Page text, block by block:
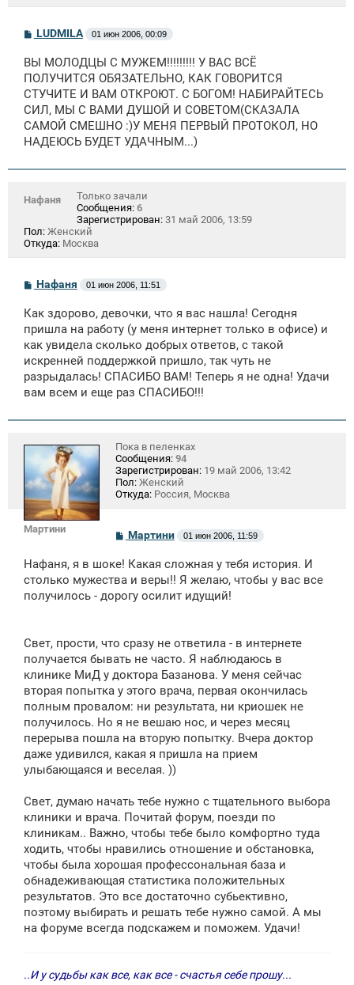
С
б
щ
е
н
и
е
LUDMILA 01 июн 2006, 00:09
ВЫ МОЛОДЦЫ С МУЖЕМ!!!!!!!!! У ВАС ВСЁ
ПОЛУЧИТСЯ ОБЯЗАТЕЛЬНО, КАК ГОВОРИТСЯ
СТУЧИТЕ И ВАМ ОТКРОЮТ. С БОГОМ! НАБИРАЙТЕСЬ
СИЛ, МЫ С ВАМИ ДУШОЙ И СОВЕТОМ(СКАЗАЛА
САМОЙ СМЕШНО :)У МЕНЯ ПЕРВЫЙ ПРОТОКОЛ, НО
НАДЕЮСЬ БУДЕТ УДАЧНЫМ...)
Нафаня
Только зачали
Сообщения: 6
Зарегистрирован: 31 май 2006, 13:59
Пол: Женский
Откуда: Москва
С
б
щ
е
н
и
Нафаня 01 июн 2006, 11:51
Как здорово, девочки, что я вас нашла! Сегодня
пришла на работу (у меня интернет только в офисе) и
как увидела сколько добрых ответов, с такой
искренней поддержкой пришло, так чуть не
разрыдалась! СПАСИБО ВАМ! Теперь я не одна! Удачи
вам всем и еще раз СПАСИБО!!!
Мартини
Пока в пеленках
Сообщения: 94
Зарегистрирован: 19 май 2006, 13:42
Пол: Женский
Откуда: Россия, Москва
С
б
щ
н
Мартини 01 июн 2006, 11:59
Нафаня, я в шоке! Какая сложная у тебя история. И
столько мужества и веры!! Я желаю, чтобы у вас все
получилось - дорогу осилит идущий!
Свет, прости, что сразу не ответила - в интернете
получается бывать не часто. Я наблюдаюсь в
клинике МиД у доктора Базанова. У меня сейчас
вторая попытка у этого врача, первая окончилась
полным провалом: ни результата, ни криошек не
получилось. Но я не вешаю нос, и через месяц
перерыва пошла на вторую попытку. Вчера доктор
даже удивился, какая я пришла на прием
улыбающаяся и веселая. ))
Свет, думаю начать тебе нужно с тщательного выбора
клиники и врача. Почитай форум, поезди по
клиникам.. Важно, чтобы тебе было комфортно туда
ходить, чтобы нравились отношение и обстановка,
чтобы была хорошая профессональная база и
обнадеживающая статистика положительных
результатов. Это все достаточно субьективно,
поэтому выбирать и решать тебе нужно самой. А мы
на форуме всегда подскажем и поможем. Удачи!
..И у судьбы как все, как все - счастья себе прошу...